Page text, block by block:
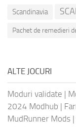
Scandinavia
Pachet de remedieri
ALTE JOCURI
Moduri validate |
2024 Modhub |
MudRunner Mods |